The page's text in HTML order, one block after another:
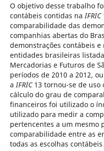
O objetivo desse trabalho
contábeis contidas naIFRIC
comparabilidade das
companhias abertas do
demonstrações contábeis e
entidades brasileiras
Mercadorias e Futuros de
períodos de 2010 a 2012,
aIFRIC13 tornou-se de uso
cálculo do grau de
financeiros foi utilizado o
utilizado para medir a
pertencentes a um mesmo
comparabilidade entre as
todas as escolhas